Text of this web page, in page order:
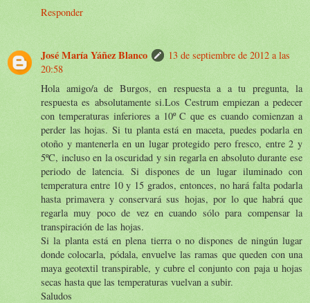
Responder
José María Yáñez Blanco
13 de septiembre de 2012 a las
20:58
Hola amigo/a de Burgos, en respuesta a a tu pregunta, la
respuesta es absolutamente si.Los Cestrum empiezan a pedecer
con temperaturas inferiores a 10º C que es cuando comienzan a
perder las hojas. Si tu planta está en maceta, puedes podarla en
otoño y mantenerla en un lugar protegido pero fresco, entre 2 y
5ºC, incluso en la oscuridad y sin regarla en absoluto durante ese
periodo de latencia. Si dispones de un lugar iluminado con
temperatura entre 10 y 15 grados, entonces, no hará falta podarla
hasta primavera y conservará sus hojas, por lo que habrá que
regarla muy poco de vez en cuando sólo para compensar la
transpiración de las hojas.
Si la planta está en plena tierra o no dispones de ningún lugar
donde colocarla, pódala, envuelve las ramas que queden con una
maya geotextil transpirable, y cubre el conjunto con paja u hojas
secas hasta que las temperaturas vuelvan a subir.
Saludos